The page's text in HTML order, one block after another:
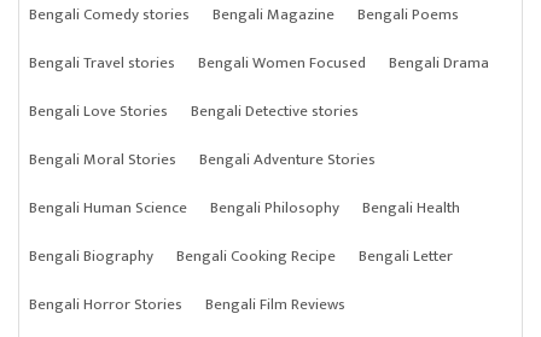
Bengali Comedy stories
Bengali Magazine
Bengali Poems
Bengali Travel stories
Bengali Women Focused
Bengali Drama
Bengali Love Stories
Bengali Detective stories
Bengali Moral Stories
Bengali Adventure Stories
Bengali Human Science
Bengali Philosophy
Bengali Health
Bengali Biography
Bengali Cooking Recipe
Bengali Letter
Bengali Horror Stories
Bengali Film Reviews